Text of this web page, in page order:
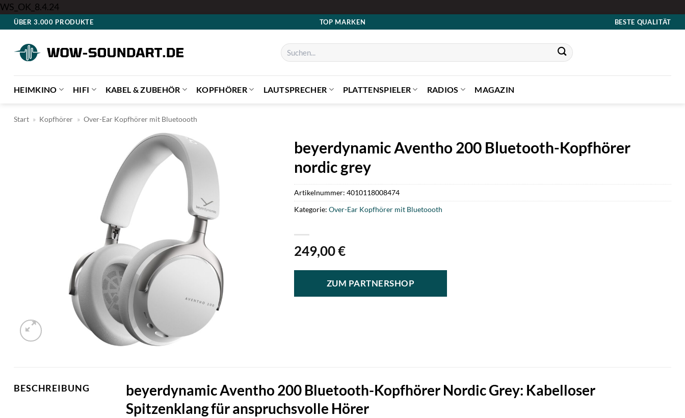
WS_OK_8.4.24Zum
Inhalt
ÜBER 3.000 PRODUKTE TOP MARKEN BESTE QUALITÄT
Suchen
nach:
HEIMKINO HIFI KABEL & ZUBEHÖR KOPFHÖRER LAUTSPRECHER PLATTENSPIELER RADIOS MAGAZIN
Start » Kopfhörer » Over-Ear Kopfhörer mit Bluetoooth
beyerdynamic Aventho 200 Bluetooth-Kopfhörer
nordic grey
249,00€
ZUM PARTNERSHOP
Artikelnummer: 4010118008474
Kategorie: Over-Ear Kopfhörer mit Bluetoooth
BESCHREIBUNG
beyerdynamic Aventho 200 Bluetooth-Kopfhörer Nordic Grey: Kabelloser
Spitzenklang für anspruchsvolle Hörer